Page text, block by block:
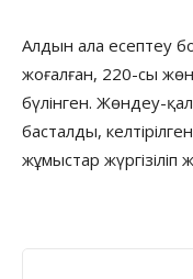
Алдын ала есептеу
жоғалған, 220-сы
бүлінген. Жөндеу-
басталды,
жұмыстар жүргізіліп